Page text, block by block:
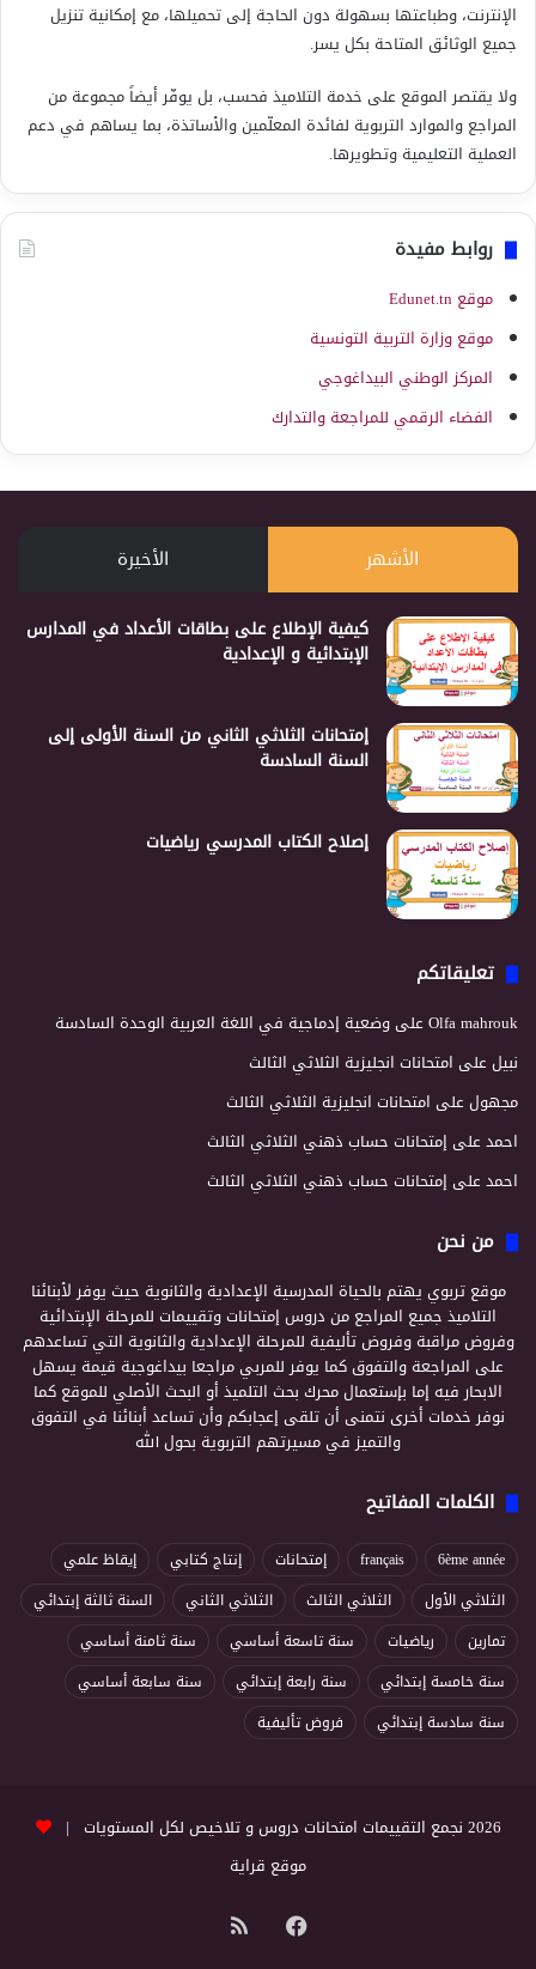
الإنترنت، وطباعتها بسهولة دون الحاجة إلى تحميلها، مع إمكانية تنزيل
جميع الوثائق المتاحة بكل يسر.
ولا يقتصر الموقع على خدمة التلاميذ فحسب، بل يوفّر أيضاً مجموعة من
المراجع والموارد التربوية لفائدة المعلّمين والأساتذة، بما يساهم في دعم
العملية التعليمية وتطويرها.
روابط مفيدة
موقع Edunet.tn
موقع وزارة التربية التونسية
المركز الوطني البيداغوجي
الفضاء الرقمي للمراجعة والتدارك
الأشهر الأخيرة
كيفية الإطلاع على بطاقات الأعداد في المدارس
الإبتدائية و الإعدادية
إمتحانات الثلاثي الثاني من السنة الأولى إلى
السنة السادسة
إصلاح الكتاب المدرسي رياضيات
تعليقاتكم
Olfa mahroukعلى وضعية إدماجية في اللغة العربية الوحدة السادسة
نبيلعلى امتحانات انجليزية الثلاثي الثالث
مجهولعلى امتحانات انجليزية الثلاثي الثالث
احمدعلى إمتحانات حساب ذهني الثلاثي الثالث
احمدعلى إمتحانات حساب ذهني الثلاثي الثالث
من نحن
موقع تربوي يهتم بالحياة المدرسية الإعدادية والثانوية حيث يوفر لأبنائنا
التلاميذ جميع المراجع من دروس إمتحانات وتقييمات للمرحلة الإبتدائية
وفروض مراقبة وفروض تأليفية للمرحلة الإعدادية والثانوية التي تساعدهم
على المراجعة والتفوق كما يوفر للمربي مراجعا بيداغوجية قيمة يسهل
الابحار فيه إما بإستعمال محرك بحث التلميذ أو البحث الأصلي للموقع كما
نوفر خدمات أخرى نتمنى أن تلقى إعجابكم وأن تساعد أبنائنا في التفوق
والتميز في مسيرتهم التربوية بحول الله
الكلمات المفاتيح
6ème année
français إمتحانات إنتاج كتابي
إيقاظ علمي
الثلاثي الأول
الثلاثي الثالث الثلاثي الثاني
السنة ثالثة إبتدائي
تمارين
رياضيات سنة تاسعة أساسي
سنة ثامنة أساسي
سنة خامسة إبتدائي
سنة رابعة إبتدائي
سنة سابعة أساسي
سنة سادسة إبتدائي
فروض تأليفية
2026 نجمع التقييمات امتحانات دروس و تلاخيص لكل المستويات |
موقع قراية
فيسبوك